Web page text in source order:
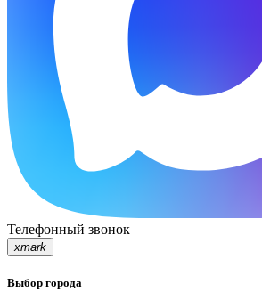
Телефонный звонок
xmark
Выбор города